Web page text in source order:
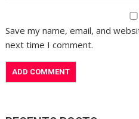
Save my name, email, and
next time I comment.